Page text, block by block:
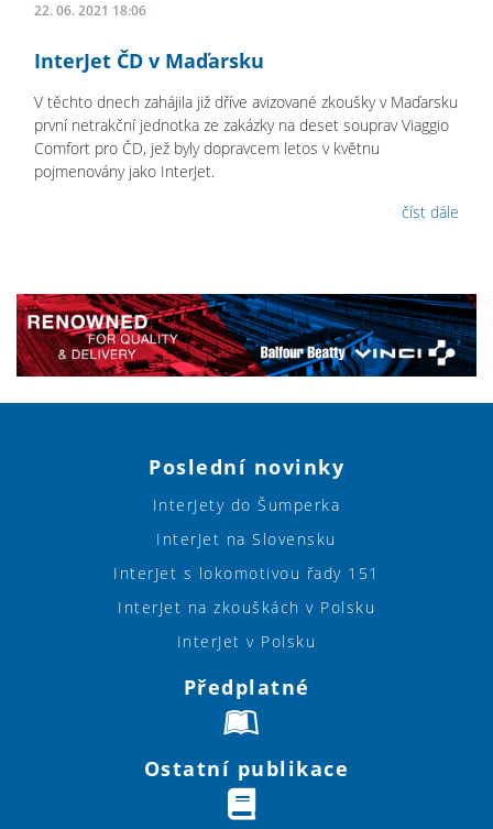
22. 06. 2021 18:06
InterJet ČD v Maďarsku
V těchto dnech zahájila již dříve avizované zkoušky v Maďarsku
první netrakční jednotka ze zakázky na deset souprav Viaggio
Comfort pro ČD, jež byly dopravcem letos v květnu
pojmenovány jako InterJet.
číst dále
Poslední novinky
InterJety do Šumperka
InterJet na Slovensku
InterJet s lokomotivou řady 151
InterJet na zkouškách v Polsku
InterJet v Polsku
Předplatné
Ostatní publikace